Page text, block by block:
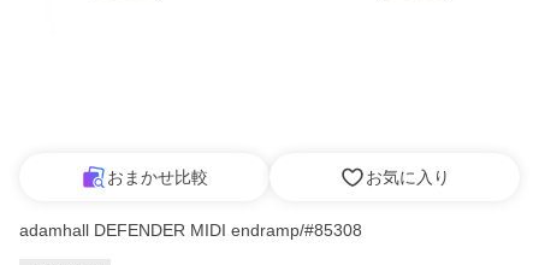
おまかせ比較 お気に入り
adamhall DEFENDER MIDI endramp/#85308